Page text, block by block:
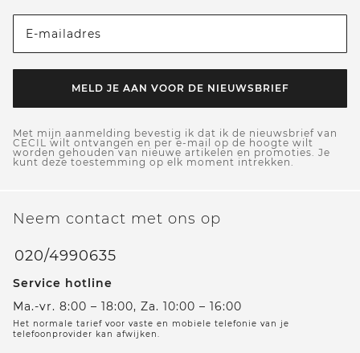
E-mailadres
MELD JE AAN VOOR DE NIEUWSBRIEF
Met mijn aanmelding bevestig ik dat ik de nieuwsbrief van
CECIL wilt ontvangen en per e-mail op de hoogte wilt
worden gehouden van nieuwe artikelen en promoties. Je
kunt deze toestemming op elk moment intrekken.
Neem contact met ons op
020/4990635
Service hotline
Ma.-vr. 8:00 – 18:00, Za. 10:00 – 16:00
Het normale tarief voor vaste en mobiele telefonie van je
telefoonprovider kan afwijken.